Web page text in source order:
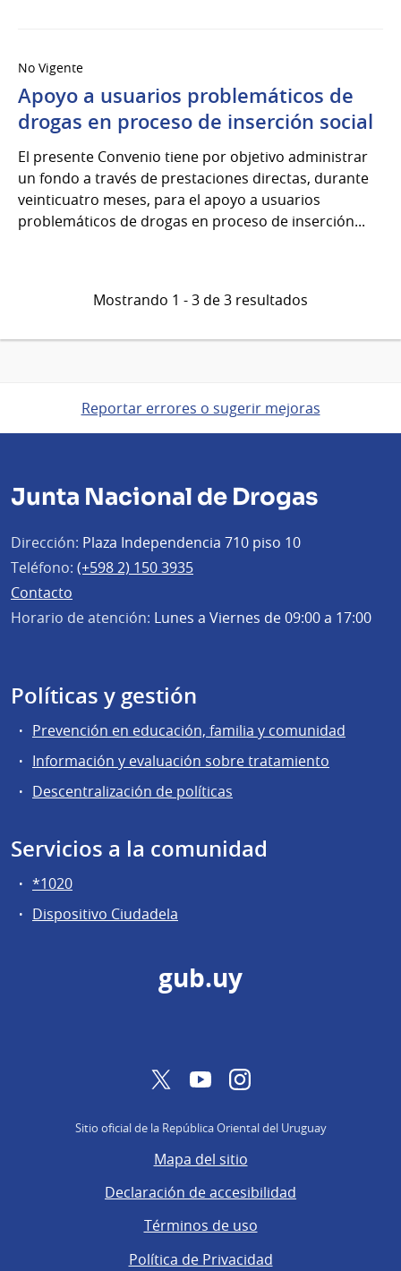
No Vigente
Apoyo a usuarios problemáticos de
drogas en proceso de inserción social
El presente Convenio tiene por objetivo administrar
un fondo a través de prestaciones directas, durante
veinticuatro meses, para el apoyo a usuarios
problemáticos de drogas en proceso de inserción...
Mostrando 1 - 3 de 3 resultados
Reportar errores o sugerir mejoras
Junta Nacional de Drogas
Dirección: Plaza Independencia 710 piso 10
Teléfono: (+598 2) 150 3935
Contacto
Horario de atención: Lunes a Viernes de 09:00 a 17:00
Políticas y gestión
Prevención en educación, familia y comunidad
Información y evaluación sobre tratamiento
Descentralización de políticas
Servicios a la comunidad
*1020
Dispositivo Ciudadela
gub.uy
TwitterYouTubeInstagram
Sitio oficial de la República Oriental del Uruguay
Mapa del sitio
Declaración de accesibilidad
Términos de uso
Política de Privacidad